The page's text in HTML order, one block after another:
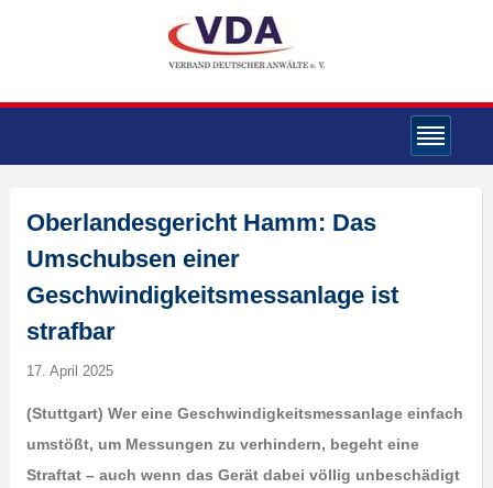
Oberlandesgericht Hamm: Das
Umschubsen einer
Geschwindigkeitsmessanlage ist
strafbar
17. April 2025
(Stuttgart) Wer eine Geschwindigkeitsmessanlage einfach
umstößt, um Messungen zu verhindern, begeht eine
Straftat – auch wenn das Gerät dabei völlig unbeschädigt